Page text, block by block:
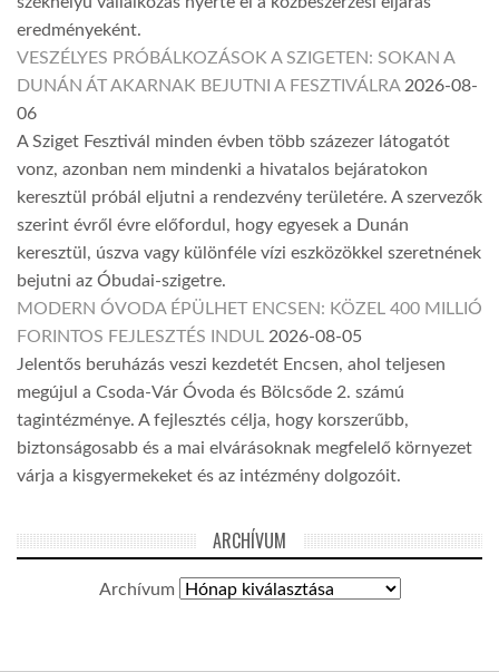
eredményeként.
VESZÉLYES PRÓBÁLKOZÁSOK A SZIGETEN: SOKAN A
DUNÁN ÁT AKARNAK BEJUTNI A FESZTIVÁLRA 2026-08-
06
A Sziget Fesztivál minden évben több százezer látogatót
vonz, azonban nem mindenki a hivatalos bejáratokon
keresztül próbál eljutni a rendezvény területére. A szervezők
szerint évről évre előfordul, hogy egyesek a Dunán
keresztül, úszva vagy különféle vízi eszközökkel szeretnének
bejutni az Óbudai-szigetre.
MODERN ÓVODA ÉPÜLHET ENCSEN: KÖZEL 400 MILLIÓ
FORINTOS FEJLESZTÉS INDUL 2026-08-05
Jelentős beruházás veszi kezdetét Encsen, ahol teljesen
megújul a Csoda-Vár Óvoda és Bölcsőde 2. számú
tagintézménye. A fejlesztés célja, hogy korszerűbb,
biztonságosabb és a mai elvárásoknak megfelelő környezet
várja a kisgyermekeket és az intézmény dolgozóit.
ARCHÍVUM
Archívum